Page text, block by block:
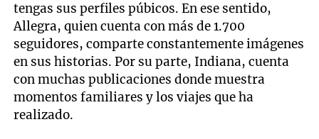
tengas sus perfiles púbicos. En ese sentido,
Allegra, quien cuenta con más de 1.700
seguidores, comparte constantemente imágenes
en sus historias. Por su parte, Indiana, cuenta
con muchas publicaciones donde muestra
momentos familiares y los viajes que ha
realizado.